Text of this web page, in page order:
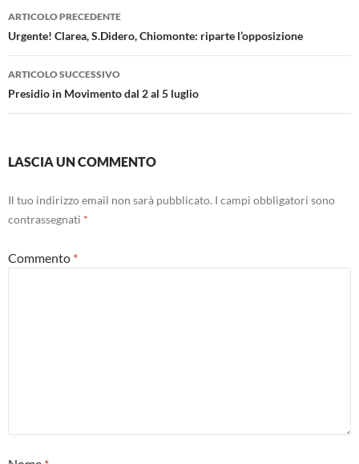
Navigazione
articolo
ARTICOLO PRECEDENTE
Urgente! Clarea, S.Didero, Chiomonte: riparte l’opposizione
ARTICOLO SUCCESSIVO
Presidio in Movimento dal 2 al 5 luglio
LASCIA UN COMMENTO
Il tuo indirizzo email non sarà pubblicato. I campi obbligatori sono
contrassegnati *
Commento *